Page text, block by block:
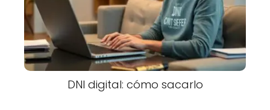
DNI digital: cómo sacarlo